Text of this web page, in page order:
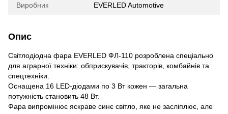
Виробник EVERLED Automotive
Опис
Світлодіодна фара EVERLED ФЛ-110 розроблена спеціально
для аграрної техніки: обприскувачів, тракторів, комбайнів та
спецтехніки.
Оснащена 16 LED-діодами по 3 Вт кожен — загальна
потужність становить 48 Вт.
Фара випромінює яскраве синє світло, яке не засліплює, але